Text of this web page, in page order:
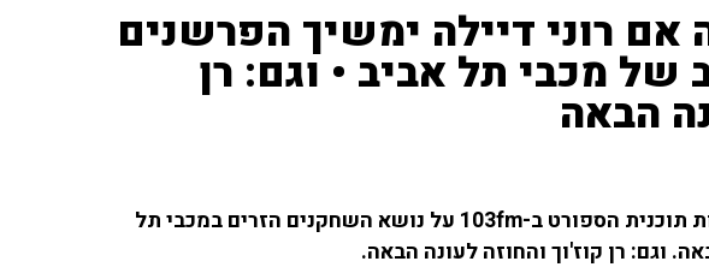
אם רוני דיילה ימשיך הפרשנים
של מכבי תל אביב • וגם: רן
הבאה
יניב טוכמן (וואלה ספורט) דן עם צוות תוכנית הספורט ב-103fm על נושא השחקנים הזרים במכבי תל
וגם: רן קוז'וך והחוזה לעונה הבאה.